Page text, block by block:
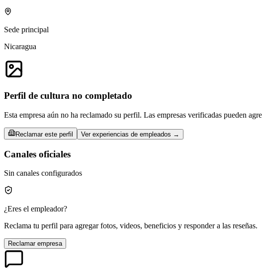
Sede principal
Nicaragua
Perfil de cultura no completado
Esta empresa aún no ha reclamado su perfil. Las empresas verificadas pueden
Reclamar este perfil Ver experiencias de empleados →
Canales oficiales
Sin canales configurados
¿Eres el empleador?
Reclama tu perfil para agregar fotos, videos, beneficios y responder a las reseñas.
Reclamar empresa